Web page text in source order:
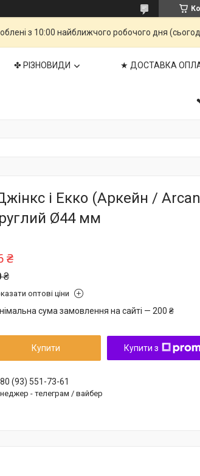
з 10:00 найближчого робочого дня
✤ РІЗНОВИДИ ★ ДОСТАВКА
і Екко (Аркейн /
Ø44 мм
₴
₴
оптові ціни
сума замовлення на сайті — 200 ₴
Купити Купити з
(93) 551-73-61
- телеграм / вайбер